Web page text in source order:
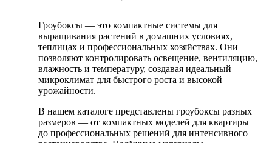
Гроубоксы — это компактные системы для
выращивания растений в домашних условиях,
теплицах и профессиональных хозяйствах. Они
позволяют контролировать освещение, вентиляцию,
влажность и температуру, создавая идеальный
микроклимат для быстрого роста и высокой
урожайности.
В нашем каталоге представлены гроубоксы разных
размеров — от компактных моделей для квартиры
до профессиональных решений для интенсивного